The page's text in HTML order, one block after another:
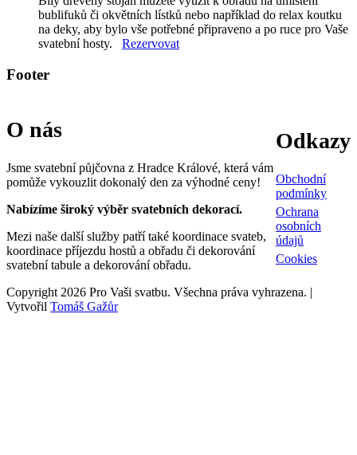
bublifuků či okvětních lístků nebo například do relax koutku
na deky, aby bylo vše potřebné připraveno a po ruce pro Vaše
svatební hosty. Rezervovat
Footer
O nás
Jsme svatební půjčovna z Hradce Králové, která vám
pomůže vykouzlit dokonalý den za výhodné ceny!
Nabízíme široký výběr svatebních dekorací.
Mezi naše další služby patří také koordinace svateb,
koordinace příjezdu hostů a obřadu či dekorování
svatební tabule a dekorování obřadu.
Odkazy
Obchodní
podmínky
Ochrana
osobních
údajů
Cookies
Copyright 2026 Pro Vaši svatbu. Všechna práva vyhrazena. |
Vytvořil Tomáš Gažůr